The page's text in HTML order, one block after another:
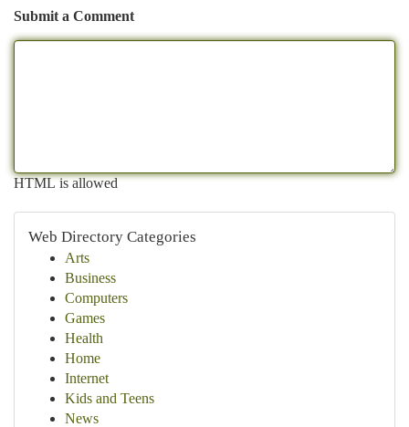
Submit a Comment
HTML is allowed
Web Directory Categories
Arts
Business
Computers
Games
Health
Home
Internet
Kids and Teens
News